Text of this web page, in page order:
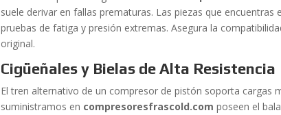
suele derivar en fallas prematuras. Las piezas que encuentras
pruebas de fatiga y presión extremas. Asegura la
original.
Cigüeñales y Bielas de Alta Resistencia
El tren alternativo de un compresor de pistón soporta cargas
suministramos en compresoresfrascold.com poseen el